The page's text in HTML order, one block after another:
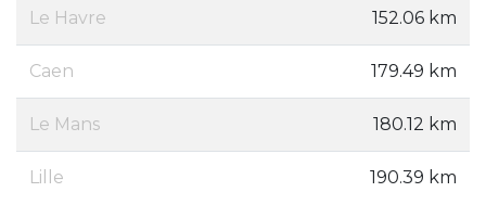
Le Havre 152.06 km
Caen 179.49 km
Le Mans 180.12 km
Lille 190.39 km